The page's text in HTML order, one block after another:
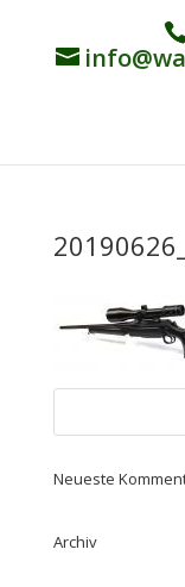
Neueste
Archiv